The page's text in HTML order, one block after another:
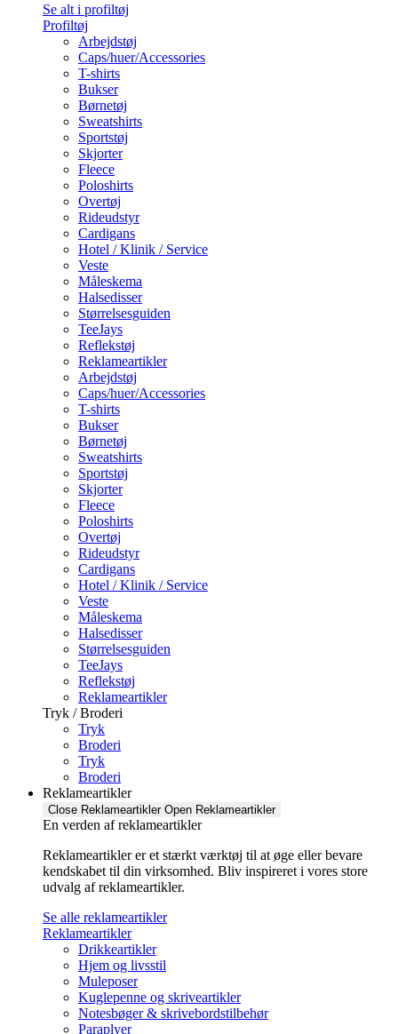
Se alt i profiltøj
Profiltøj
Arbejdstøj
Caps/huer/Accessories
T-shirts
Bukser
Børnetøj
Sweatshirts
Sportstøj
Skjorter
Fleece
Poloshirts
Overtøj
Rideudstyr
Cardigans
Hotel / Klinik / Service
Veste
Måleskema
Halsedisser
Størrelsesguiden
TeeJays
Reflekstøj
Reklameartikler
Arbejdstøj
Caps/huer/Accessories
T-shirts
Bukser
Børnetøj
Sweatshirts
Sportstøj
Skjorter
Fleece
Poloshirts
Overtøj
Rideudstyr
Cardigans
Hotel / Klinik / Service
Veste
Måleskema
Halsedisser
Størrelsesguiden
TeeJays
Reflekstøj
Reklameartikler
Tryk / Broderi
Tryk
Broderi
Tryk
Broderi
Reklameartikler
Close Reklameartikler Open Reklameartikler
En verden af reklameartikler ​
Reklameartikler er et stærkt værktøj til at øge eller bevare
kendskabet til din virksomhed. Bliv inspireret i vores store
udvalg af reklameartikler.
Se alle reklameartikler
Reklameartikler
Drikkeartikler
Hjem og livsstil
Muleposer
Kuglepenne og skriveartikler
Notesbøger & skrivebordstilbehør
Paraplyer